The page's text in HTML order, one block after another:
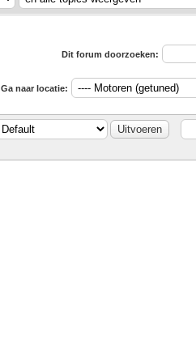
Dit forum doorzoeken:
Ga naar locatie: